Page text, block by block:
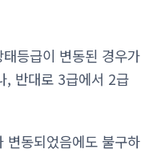
등급이 변동된 경우가
, 반대로 3급에서 2급
변동되었음에도 불구하